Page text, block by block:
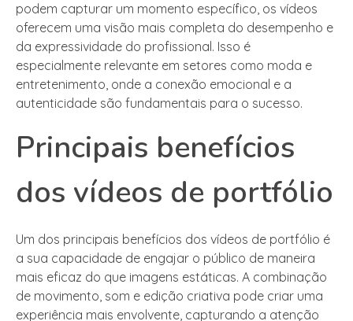
podem capturar um momento específico, os vídeos
oferecem uma visão mais completa do desempenho e
da expressividade do profissional. Isso é
especialmente relevante em setores como moda e
entretenimento, onde a conexão emocional e a
autenticidade são fundamentais para o sucesso.
Principais benefícios
dos vídeos de portfólio
Um dos principais benefícios dos vídeos de portfólio é
a sua capacidade de engajar o público de maneira
mais eficaz do que imagens estáticas. A combinação
de movimento, som e edição criativa pode criar uma
experiência mais envolvente, capturando a atenção